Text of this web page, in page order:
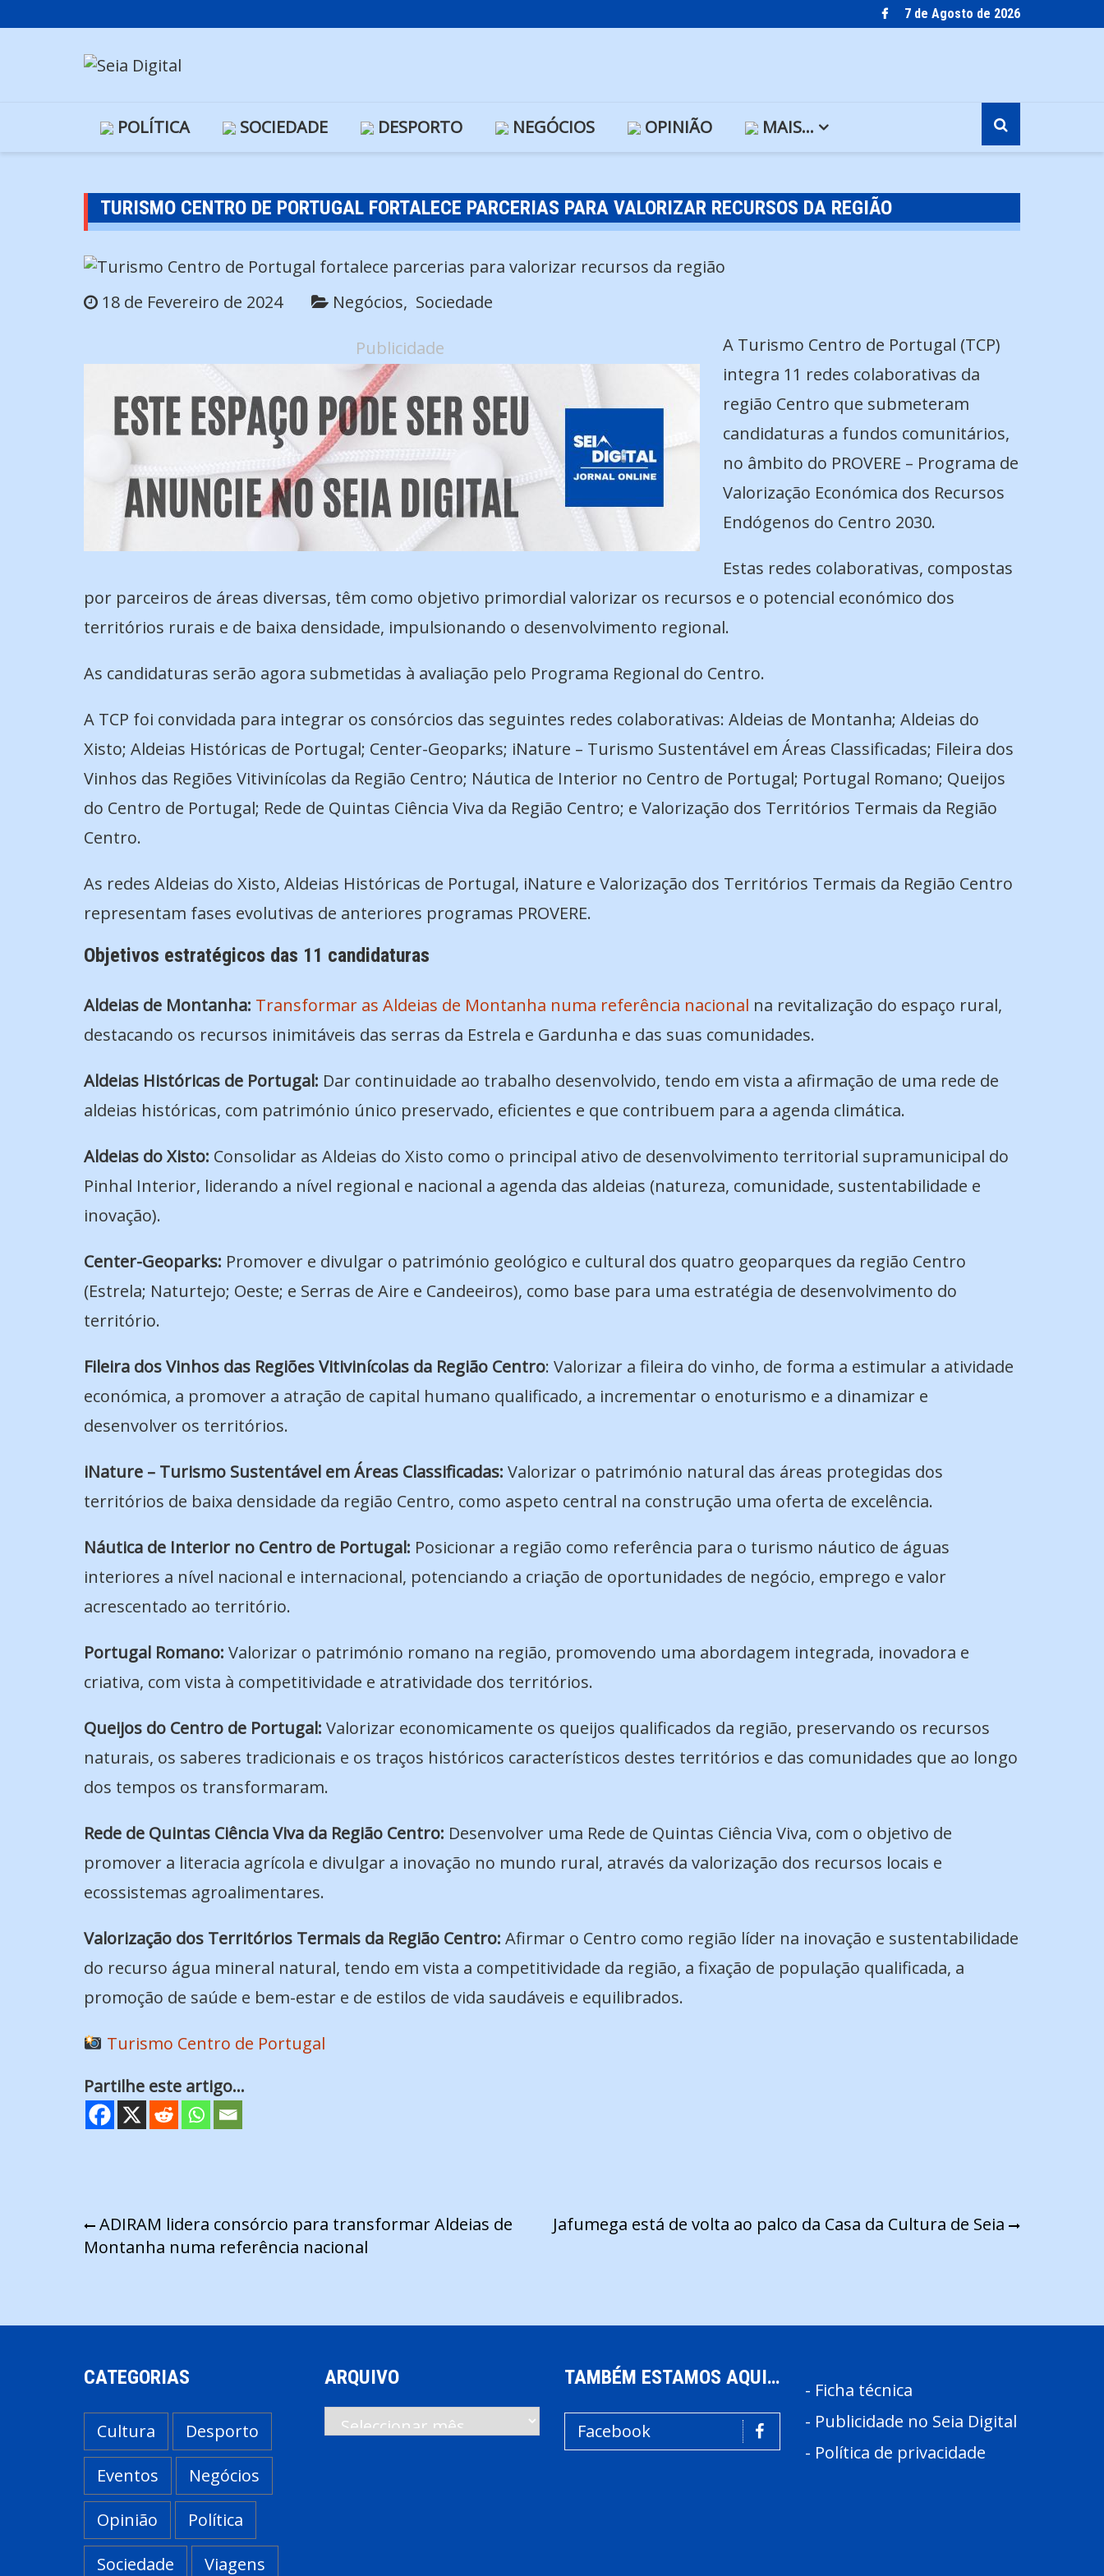
to
7 de Agosto de 2026
POLÍTICA SOCIEDADE DESPORTO NEGÓCIOS OPINIÃO MAIS…
TURISMO CENTRO DE PORTUGAL FORTALECE PARCERIAS PARA VALORIZAR RECURSOS DA REGIÃO
18 de Fevereiro de 2024 Negócios Sociedade
Publicidade
A Turismo Centro de Portugal (TCP)
integra 11 redes colaborativas da
região Centro que submeteram
candidaturas a fundos comunitários,
no âmbito do PROVERE – Programa de
Valorização Económica dos Recursos
Endógenos do Centro 2030.
Estas redes colaborativas, compostas
por parceiros de áreas diversas, têm como objetivo primordial valorizar os recursos e o potencial económico dos
territórios rurais e de baixa densidade, impulsionando o desenvolvimento regional.
As candidaturas serão agora submetidas à avaliação pelo Programa Regional do Centro.
A TCP foi convidada para integrar os consórcios das seguintes redes colaborativas: Aldeias de Montanha; Aldeias do
Xisto; Aldeias Históricas de Portugal; Center-Geoparks; iNature – Turismo Sustentável em Áreas Classificadas; Fileira dos
Vinhos das Regiões Vitivinícolas da Região Centro; Náutica de Interior no Centro de Portugal; Portugal Romano; Queijos
do Centro de Portugal; Rede de Quintas Ciência Viva da Região Centro; e Valorização dos Territórios Termais da Região
Centro.
As redes Aldeias do Xisto, Aldeias Históricas de Portugal, iNature e Valorização dos Territórios Termais da Região Centro
representam fases evolutivas de anteriores programas PROVERE.
Objetivos estratégicos das 11 candidaturas
Aldeias de Montanha: Transformar as Aldeias de Montanha numa referência nacional na revitalização do espaço rural,
destacando os recursos inimitáveis das serras da Estrela e Gardunha e das suas comunidades.
Aldeias Históricas de Portugal: Dar continuidade ao trabalho desenvolvido, tendo em vista a afirmação de uma rede de
aldeias históricas, com património único preservado, eficientes e que contribuem para a agenda climática.
Aldeias do Xisto: Consolidar as Aldeias do Xisto como o principal ativo de desenvolvimento territorial supramunicipal do
Pinhal Interior, liderando a nível regional e nacional a agenda das aldeias (natureza, comunidade, sustentabilidade e
inovação).
Center-Geoparks: Promover e divulgar o património geológico e cultural dos quatro geoparques da região Centro
(Estrela; Naturtejo; Oeste; e Serras de Aire e Candeeiros), como base para uma estratégia de desenvolvimento do
território.
Fileira dos Vinhos das Regiões Vitivinícolas da Região Centro: Valorizar a fileira do vinho, de forma a estimular a atividade
económica, a promover a atração de capital humano qualificado, a incrementar o enoturismo e a dinamizar e
desenvolver os territórios.
iNature – Turismo Sustentável em Áreas Classificadas: Valorizar o património natural das áreas protegidas dos
territórios de baixa densidade da região Centro, como aspeto central na construção uma oferta de excelência.
Náutica de Interior no Centro de Portugal: Posicionar a região como referência para o turismo náutico de águas
interiores a nível nacional e internacional, potenciando a criação de oportunidades de negócio, emprego e valor
acrescentado ao território.
Portugal Romano: Valorizar o património romano na região, promovendo uma abordagem integrada, inovadora e
criativa, com vista à competitividade e atratividade dos territórios.
Queijos do Centro de Portugal: Valorizar economicamente os queijos qualificados da região, preservando os recursos
naturais, os saberes tradicionais e os traços históricos característicos destes territórios e das comunidades que ao longo
dos tempos os transformaram.
Rede de Quintas Ciência Viva da Região Centro: Desenvolver uma Rede de Quintas Ciência Viva, com o objetivo de
promover a literacia agrícola e divulgar a inovação no mundo rural, através da valorização dos recursos locais e
ecossistemas agroalimentares.
Valorização dos Territórios Termais da Região Centro: Afirmar o Centro como região líder na inovação e sustentabilidade
do recurso água mineral natural, tendo em vista a competitividade da região, a fixação de população qualificada, a
promoção de saúde e bem-estar e de estilos de vida saudáveis e equilibrados.
Turismo Centro de Portugal
Partilhe este artigo...
Navegação
de
ADIRAM lidera consórcio para transformar Aldeias de
Montanha numa referência nacional
Jafumega está de volta ao palco da Casa da Cultura de Seia
CATEGORIAS
Cultura
Desporto
Eventos
Negócios
Opinião
Política
Sociedade
Viagens
ARQUIVO
Arquivo
TAMBÉM ESTAMOS AQUI…
Facebook
- Ficha técnica
- Publicidade no Seia Digital
- Política de privacidade